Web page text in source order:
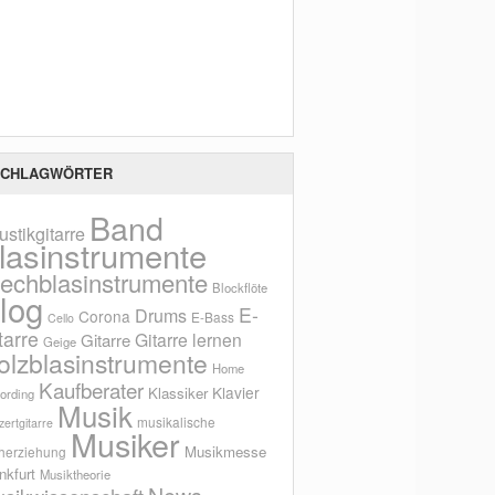
Band
Blockflöte
Cello Corona Drums E-Bass E-
Geige Gitarre Gitarre lernen
Home
Kaufberater Klassiker Klavier
Musik musikalische
Musiker Musikmesse
Musiktheorie